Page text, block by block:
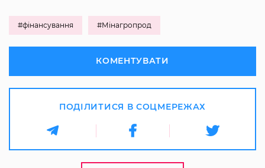
#фінансування #Мінагропрод
КОМЕНТУВАТИ
ПОДІЛИТИСЯ В СОЦМЕРЕЖАХ